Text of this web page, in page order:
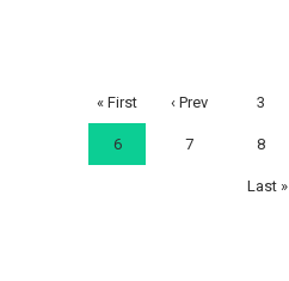
« First ‹ Prev 3
6 7 8
Last »